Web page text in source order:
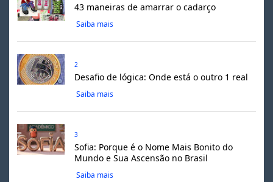
43 maneiras de amarrar o cadarço
Saiba mais
2
Desafio de lógica: Onde está o outro 1 real
Saiba mais
3
Sofia: Porque é o Nome Mais Bonito do
Mundo e Sua Ascensão no Brasil
Saiba mais